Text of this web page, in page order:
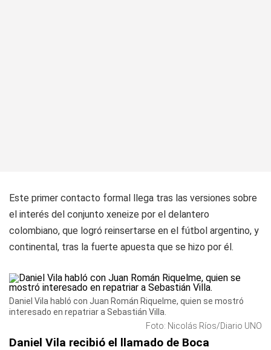
Este primer contacto formal llega tras las versiones sobre
el interés del conjunto xeneize por el delantero
colombiano, que logró reinsertarse en el fútbol argentino, y
continental, tras la fuerte apuesta que se hizo por él.
Daniel Vila habló con Juan Román Riquelme, quien se mostró
interesado en repatriar a Sebastián Villa.
Foto: Nicolás Ríos/Diario UNO
Daniel Vila recibió el llamado de Boca